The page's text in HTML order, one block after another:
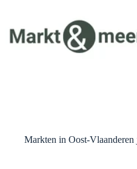
de
inhoud
Markten in Oost-Vlaanderen